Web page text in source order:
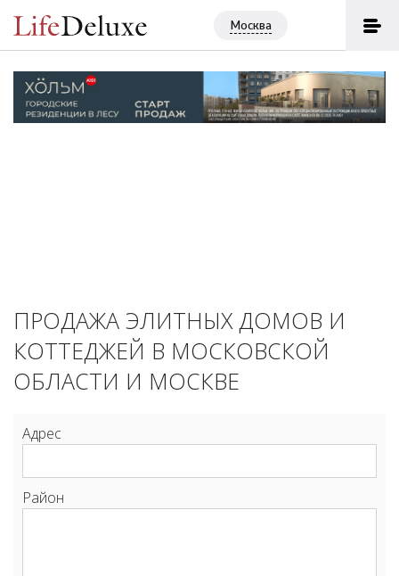
Москва
ПРОДАЖА ЭЛИТНЫХ ДОМОВ И
КОТТЕДЖЕЙ В МОСКОВСКОЙ
ОБЛАСТИ И МОСКВЕ
Адрес
Район